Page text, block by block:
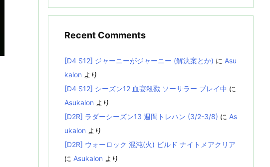
Recent Comments
[D4 S12] ジャーニーがジャーニー (解決案とか) に Asu
kalon より
[D4 S12] シーズン12 血宴殺戮 ソーサラー プレイ中 に
Asukalon より
[D2R] ラダーシーズン13 週間トレハン (3/2-3/8) に As
ukalon より
[D2R] ウォーロック 混沌(火) ビルド ナイトメアクリア
に Asukalon より